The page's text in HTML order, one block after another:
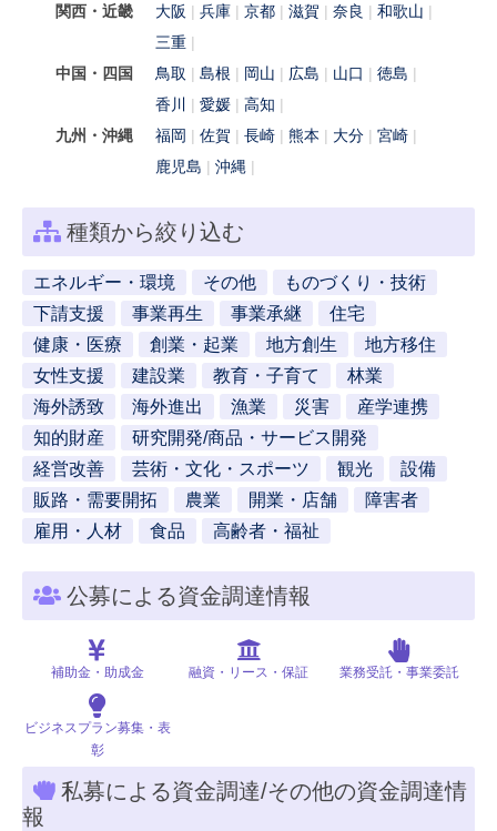
関西・近畿
大阪 兵庫 京都 滋賀 奈良
和歌山
三重
中国・四国
鳥取 島根 岡山 広島 山口
徳島
香川
愛媛
高知
九州・沖縄
福岡 佐賀 長崎 熊本 大分
宮崎
鹿児島
沖縄
種類から絞り込む
エネルギー・環境 その他
ものづくり・技術
下請支援
事業再生 事業承継
住宅
健康・医療
創業・起業 地方創生
地方移住
女性支援
建設業 教育・子育て
林業
海外誘致
海外進出 漁業 災害
産学連携
知的財産
研究開発/商品・サービス開発
経営改善
芸術・文化・スポーツ 観光
設備
販路・需要開拓
農業 開業・店舗
障害者
雇用・人材
食品 高齢者・福祉
公募による資金調達情報
補助金・助成金 融資・リース・保証 業務受託・事業委託
ビジネスプラン募集・表
彰
私募による資金調達/その他の資金調達情
報